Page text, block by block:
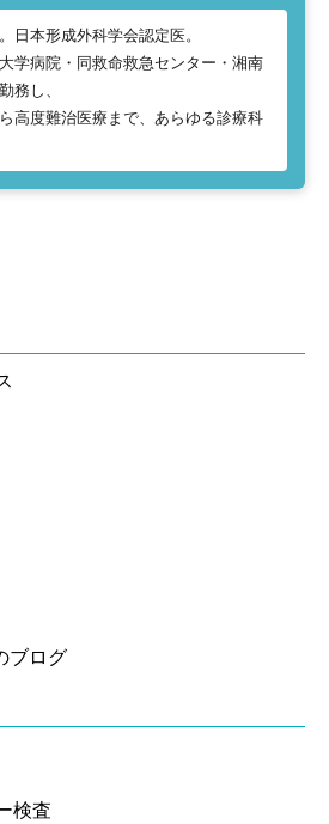
日本形成外科学会認定医。
学病院・同救命救急センター・湘南
務し、
高度難治医療まで、あらゆる診療科
ブログ
検査